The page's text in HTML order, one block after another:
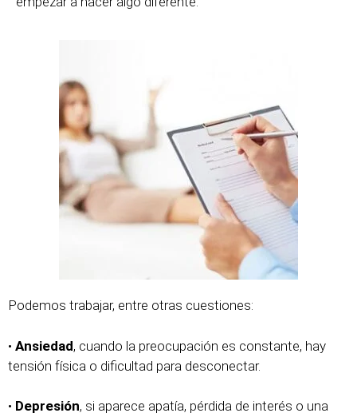
Podemos trabajar, entre otras cuestiones:
• Ansiedad, cuando la preocupación es constante, hay
tensión física o dificultad para desconectar.
• Depresión, si aparece apatía, pérdida de interés o una